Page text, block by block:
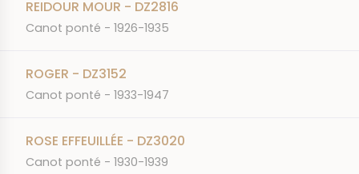
REIDOUR MOUR - DZ2816
Canot ponté - 1926-1935
ROGER - DZ3152
Canot ponté - 1933-1947
ROSE EFFEUILLÉE - DZ3020
Canot ponté - 1930-1939